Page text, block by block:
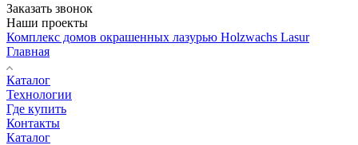
Заказать звонок
Наши проекты
Комплекс домов окрашенных лазурью Holzwachs Lasur
Главная
Каталог
Технологии
Где купить
Контакты
Каталог